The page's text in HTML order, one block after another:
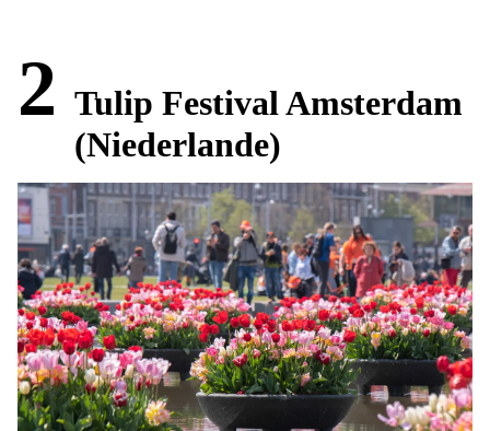
2 Tulip Festival Amsterdam
(Niederlande)